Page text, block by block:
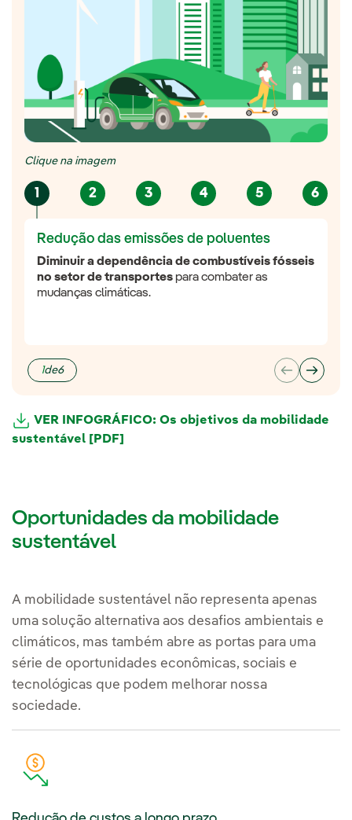
Clique na imagem
1 2 3 4 5 6
Redução das emissões de poluentes
Diminuir a dependência de combustíveis fósseis
no setor de transportespara combater as
mudanças climáticas.
1de6
VER INFOGRÁFICO: Os objetivos da mobilidade
sustentável [PDF]
Oportunidades da mobilidade
sustentável
A mobilidade sustentável não representa apenas
uma solução alternativa aos desafios ambientais e
climáticos, mas também abre as portas para uma
série de oportunidades econômicas, sociais e
tecnológicas que podem melhorar nossa
sociedade.